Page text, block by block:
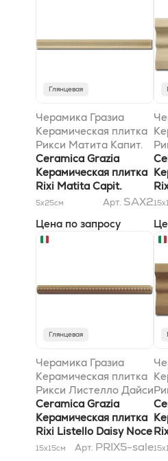
Глянцевая
Черамика Гразиа
Керамическая плитка
Рикси Матита Капит.
Крема 2x26
Ceramica Grazia
Керамическая плитка
Rixi Matita Capit.
Crema 2x26
5x25см Арт. SAX2
Цена по запросу
Глянцевая
Черамика Гразиа
Керамическая плитка
Рикси Листелло Дайси
Ноче 2x26
Ceramica Grazia
Керамическая плитка
Rixi Listello Daisy Noce
2x26
15x15см Арт. PRIX5-sale